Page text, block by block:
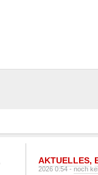
AKTUELLES,
2026 0:54 -noch